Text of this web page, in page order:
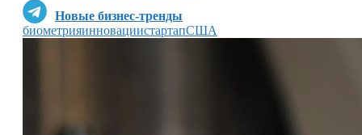
Новые бизнес-тренды
биометрияинновациистартапСША